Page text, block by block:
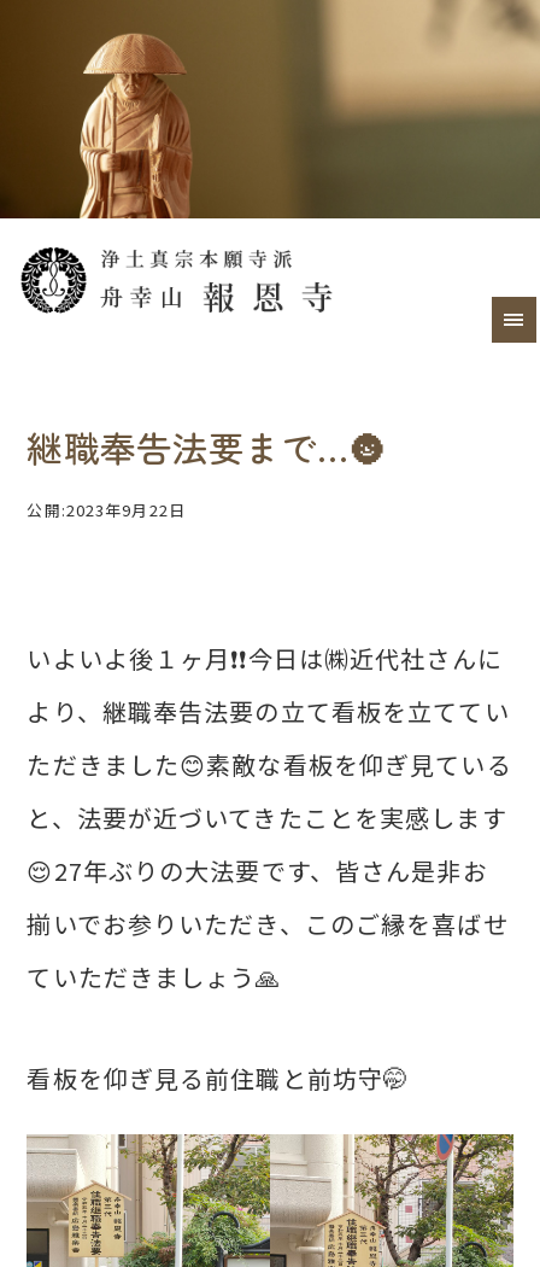
継職奉告法要まで…🌚
公開:2023年9月22日
いよいよ後１ヶ月❗❗今日は㈱近代社さんに
より、継職奉告法要の立て看板を立ててい
ただきました😊素敵な看板を仰ぎ見ている
と、法要が近づいてきたことを実感します
😌27年ぶりの大法要です、皆さん是非お
揃いでお参りいただき、このご縁を喜ばせ
ていただきましょう🙏
看板を仰ぎ見る前住職と前坊守🤭